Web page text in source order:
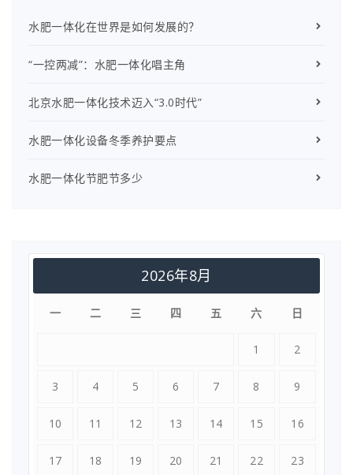
水肥一体化在世界是如何发展的？
“一控两减”：水肥一体化唱主角
北京水肥一体化技术迈入“3.0时代”
水肥一体化设备冬季养护要点
水肥一体化节肥节多少
2026年8月
一 二 三 四 五 六 日
1 2
3 4 5 6 7 8 9
10 11 12 13 14 15 16
17 18 19 20 21 22 23